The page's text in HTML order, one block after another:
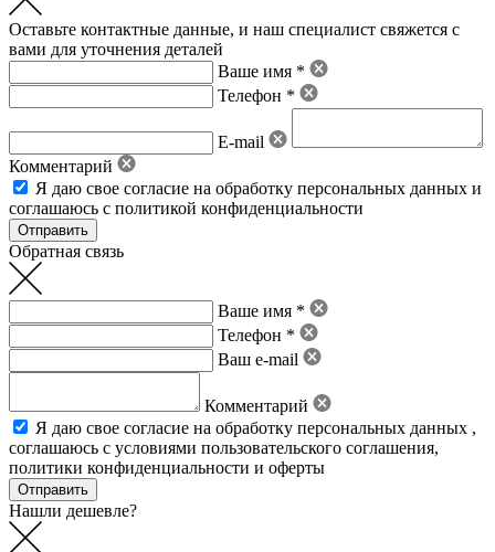
Оставьте контактные данные, и наш специалист свяжется с
вами для уточнения деталей
Ваше имя *
Телефон *
E-mail
Комментарий
Я даю свое согласие на обработку персональных данных и
соглашаюсь с политикой конфиденциальности
Обратная связь
Ваше имя *
Телефон *
Ваш e-mail
Комментарий
Я даю свое согласие на обработку персональных данных ,
соглашаюсь с условиями пользовательского соглашения,
политики конфиденциальности и оферты
Нашли дешевле?